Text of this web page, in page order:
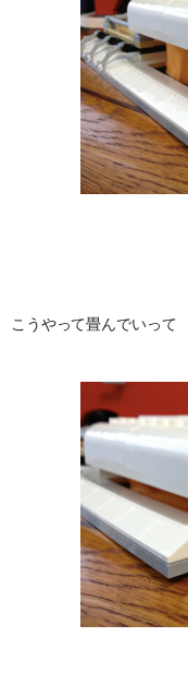
こうやって畳んでいって